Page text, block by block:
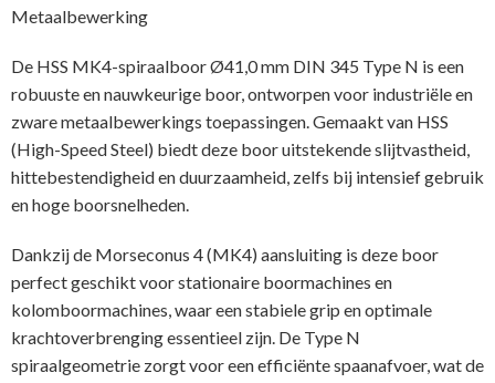
Metaalbewerking
De HSS MK4-spiraalboor Ø41,0 mm DIN 345 Type N is een
robuuste en nauwkeurige boor, ontworpen voor industriële en
zware metaalbewerkings toepassingen. Gemaakt van HSS
(High-Speed Steel) biedt deze boor uitstekende slijtvastheid,
hittebestendigheid en duurzaamheid, zelfs bij intensief gebruik
en hoge boorsnelheden.
Dankzij de Morseconus 4 (MK4) aansluiting is deze boor
perfect geschikt voor stationaire boormachines en
kolomboormachines, waar een stabiele grip en optimale
krachtoverbrenging essentieel zijn. De Type N
spiraalgeometrie zorgt voor een efficiënte spaanafvoer, wat de